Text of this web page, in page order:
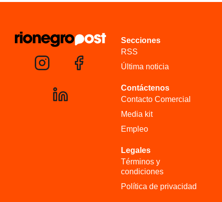
Secciones
RSS
Última noticia
Contáctenos
Contacto Comercial
Media kit
Empleo
Legales
Términos y
condiciones
Política de privacidad